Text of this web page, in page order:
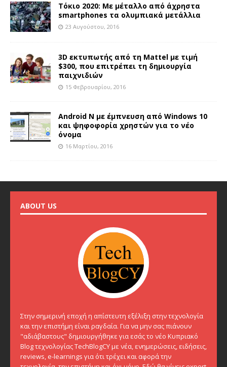
Τόκιο 2020: Με μέταλλο από άχρηστα
smartphones τα ολυμπιακά μετάλλια
23 Αυγούστου, 2016
3D εκτυπωτής από τη Mattel με τιμή
$300, που επιτρέπει τη δημιουργία
παιχνιδιών
15 Φεβρουαρίου, 2016
Android N με έμπνευση από Windows 10
και ψηφοφορία χρηστών για το νέο
όνομα
16 Μαρτίου, 2016
ABOUT US
Στην σημερινή εποχή η απίστευτη εξέλιξη στην τεχνολογία
και την επιστήμη είναι ραγδαία. Για να μην σας πιάνουν
"αδιάβαστους" δημιουργήθηκε για εσάς το νέο Κυπριακό
Blog τεχνολογίας TechBlogCY με νέα, ενημερώσεις, ειδήσεις,
reviews, e-learnings για ότι τρέχει και αφορά την